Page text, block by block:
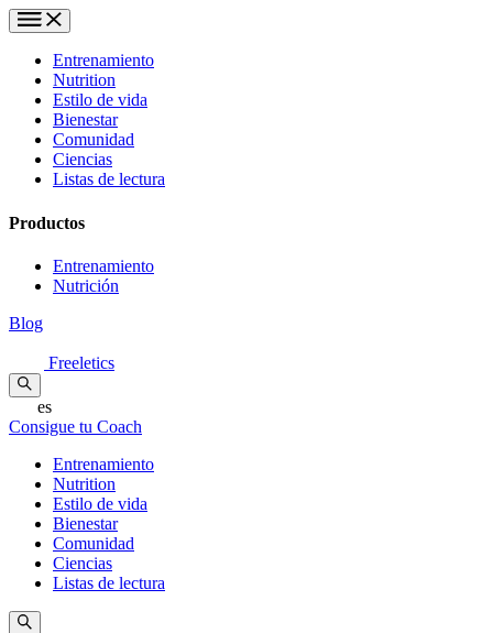
Entrenamiento
Nutrition
Estilo de vida
Bienestar
Comunidad
Ciencias
Listas de lectura
Productos
Entrenamiento
Nutrición
Blog
Freeletics
es
Consigue tu Coach
Entrenamiento
Nutrition
Estilo de vida
Bienestar
Comunidad
Ciencias
Listas de lectura